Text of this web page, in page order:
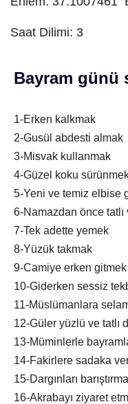
Saat Dilimi: 3
Bayram günü
1-Erken kalkmak
2-Gusül abdesti almak
3-Misvak kullanmak
4-Güzel koku
5-Yeni ve temiz elbise
6-Namazdan önce
7-Tek adette yemek
8-Yüzük takmak
9-Camiye erken gitmek
10-Giderken sessiz
11-Müslümanlara
12-Güler yüzlü ve tatlı
13-Müminlerle
14-Fakirlere sadaka
15-Dargınları
16-Akrabayı ziyaret